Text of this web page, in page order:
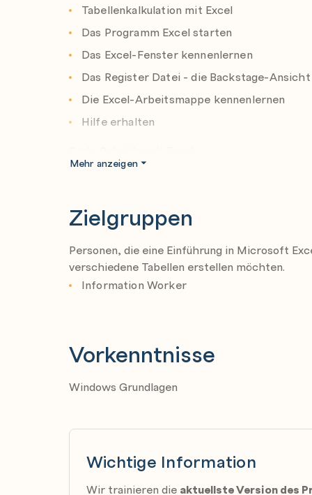
Tipps und Tricks
Tabellenkalkulation mit Excel
Das Programm Excel starten
Das Excel-Fenster kennenlernen
Das Register Datei - die Backstage-Ansicht
Die Excel-Arbeitsmappe kennenlernen
Hilfe erhalten
Text und Zahlen eingeben
Zellen markieren
Daten schnell mit der Ausfüllfunktion
Summen berechnen
Arbeitsmappen öffnen
Mit mehreren Arbeitsmappen arbeiten
Schriftart, -größe und -farbe ändern
Spaltenbreite und Zeilenhöhe ändern
Mehr anzeigen
Zielgruppen
Personen, die eine Einführung in Microsoft
verschiedene Tabellen erstellen möchten.
Information Worker
Vorkenntnisse
Windows Grundlagen
Wichtige Information
Wir trainieren die aktuellste Version des